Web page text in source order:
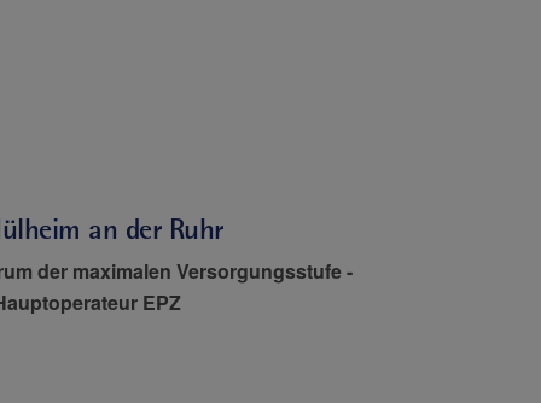
an der Ruhr
der maximalen Versorgungsstufe-
EPZ